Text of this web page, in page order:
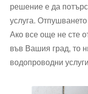
решение е да
услуга.
Ако все още не сте
във Вашия град, то
водопроводни